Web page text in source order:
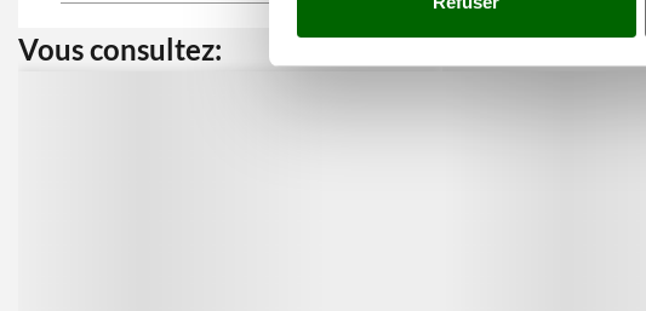
Vous consultez: Nos clients ont